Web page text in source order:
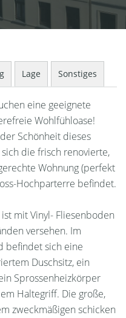
Lage Sonstiges
eine geeignete
Wohlfühloase!
Schönheit dieses
die frisch renovierte,
Wohnung (perfekt
Hochparterre befindet.
mit Vinyl- Fliesenboden
versehen. Im
befindet sich eine
Duschsitz, ein
Sprossenheizkörper
Haltegriff. Die große,
zweckmäßigen schicken